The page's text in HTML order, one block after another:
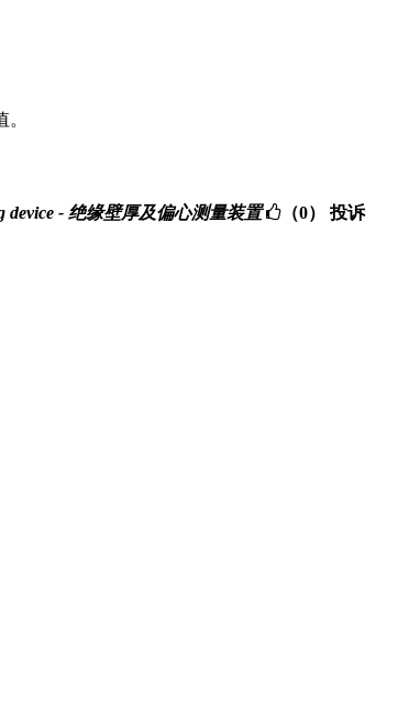
device - 绝缘壁厚及偏心测量装置 （0） 投诉